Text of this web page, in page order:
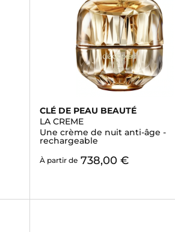
CLÉ DE PEAU BEAUTÉ
LA CREME
Une crème de nuit anti-âge -
rechargeable
À partir de 738,00 €